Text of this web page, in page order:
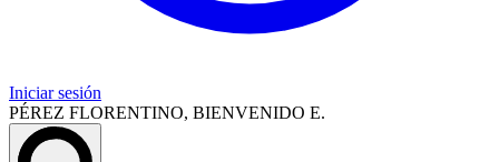
Iniciar sesión
PÉREZ FLORENTINO, BIENVENIDO E.